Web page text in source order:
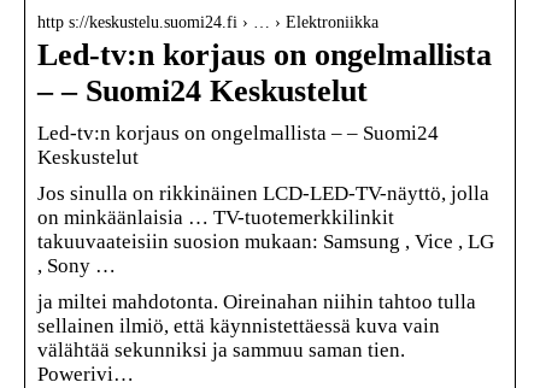
http s://keskustelu.suomi24.fi › … › Elektroniikka
Led-tv:n korjaus on ongelmallista
– – Suomi24 Keskustelut
Led-tv:n korjaus on ongelmallista – – Suomi24
Keskustelut
Jos sinulla on rikkinäinen LCD-LED-TV-näyttö, jolla
on minkäänlaisia … TV-tuotemerkkilinkit
takuuvaateisiin suosion mukaan: Samsung , Vice , LG
, Sony …
ja miltei mahdotonta. Oireinahan niihin tahtoo tulla
sellainen ilmiö, että käynnistettäessä kuva vain
välähtää sekunniksi ja sammuu saman tien.
Powerivi…